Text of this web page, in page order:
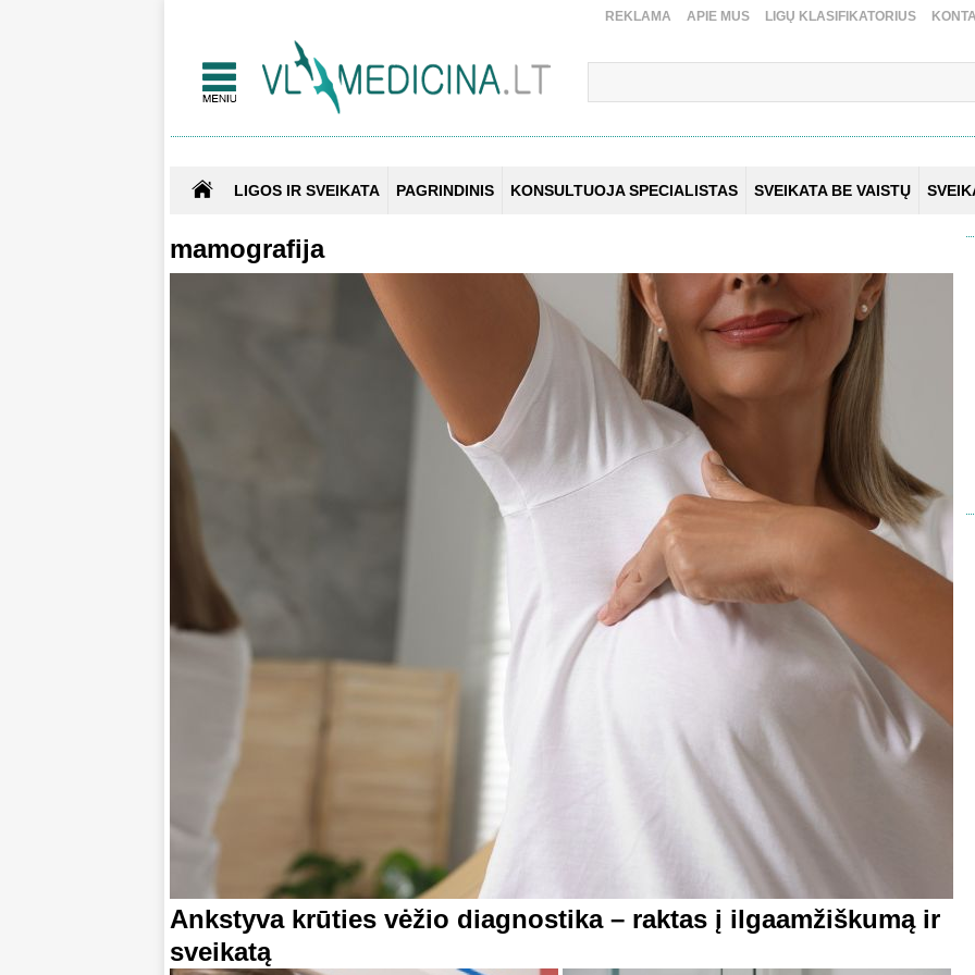
REKLAMA APIE MUS LIGŲ KLASIFIKATORIUS
LIGOS IR SVEIKATA PAGRINDINIS KONSULTUOJA SPECIALISTAS SVEIKATA BE VAISTŲ
mamografija
Ankstyva krūties vėžio diagnostika – raktas į ilgaamžiškumą ir
sveikatą